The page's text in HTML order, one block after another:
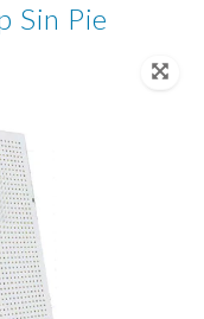
Sin Pie